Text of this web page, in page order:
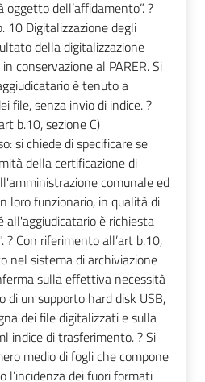
dell’affidamento”. ?
10 Digitalizzazione degli
della digitalizzazione
conservazione al PARER. Si
è tenuto a
file, senza invio di indice. ?
b.10, sezione C)
si chiede di specificare se
della certificazione di
comunale ed
loro funzionario, in qualità di
all'aggiudicatario è richiesta
? Con riferimento all’art b.10,
nel sistema di archiviazione
sulla effettiva necessità
un supporto hard disk USB,
dei file digitalizzati e sulla
indice di trasferimento. ? Si
medio di fogli che compone
l’incidenza dei fuori formati